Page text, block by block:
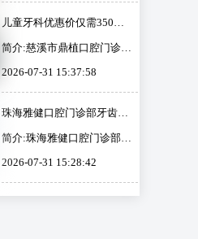
队经验很丰富，擅长口腔预
防、修复、...
准，提供包括口腔种植、矫
正、美容、修复等多项服
务，致力于提升患者的口腔
化诊疗设备，确保治疗的更
疗方案，关注患者的舒适度
与隐私。医院还注重口...
儿童牙科优惠价仅需350元
溪市鼎植口腔门诊部优惠活
动火热进行中，原价500元
简介:慈溪市鼎植口腔门诊部
诊部是一家成立于2017年的
私立口腔医疗机构，位于慈
溪市浒山街道，面积达1000
平方米，获得当地监管部门
批准。该门诊部提供多种口
牙、牙齿矫正等，致力于为
门诊部拥有先进的设备和专
2026-07-31 15:37:58
珠海雅健口腔门诊部牙齿矫
格低至6000元起，原价8000
元起至20000元起！
简介:珠海雅健口腔门诊部基
是一家成立于2019年的私立
口腔医疗机构，位于珠海市
香洲区粤海西路68号，面积
2026-07-31 15:28:42